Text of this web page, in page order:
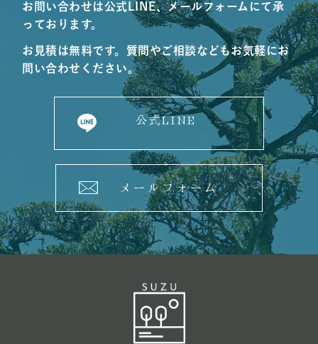
お問い合わせは公式LINE、メールフォームにて承
っております。
お見積は無料です。質問やご相談などもお気軽にお
問い合わせください。
公式LINE
メールフォーム